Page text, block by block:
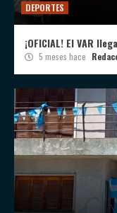
DEPORTES
¡OFICIAL! El VAR
5 meses hace